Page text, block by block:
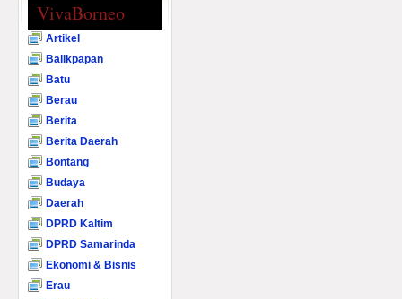
VivaBorneo
Artikel
Balikpapan
Batu
Berau
Berita
Berita Daerah
Bontang
Budaya
Daerah
DPRD Kaltim
DPRD Samarinda
Ekonomi & Bisnis
Erau